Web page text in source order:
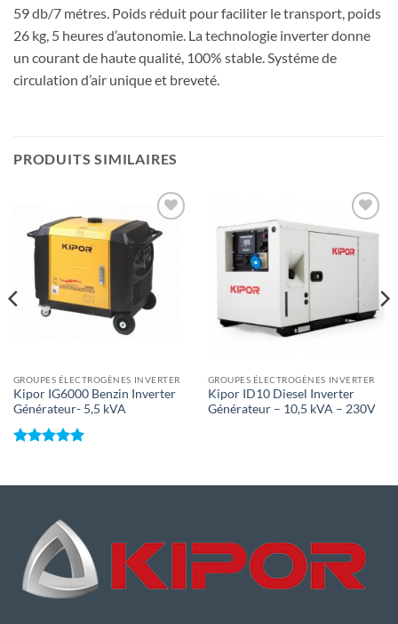
59 db/7 métres. Poids réduit pour faciliter le transport, poids
26 kg, 5 heures d’autonomie. La technologie inverter donne
un courant de haute qualité, 100% stable. Systéme de
circulation d’air unique et breveté.
PRODUITS SIMILAIRES
Toevoegen
aan
wenslijst
GROUPES ÉLECTROGÈNES INVERTER
Kipor IG6000 Benzin Inverter
Générateur- 5,5 kVA
Toevoegen
aan
wenslijst
GROUPES ÉLECTROGÈNES INVERTER
Kipor ID10 Diesel Inverter
Générateur – 10,5 kVA – 230V